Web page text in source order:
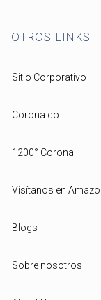
OTROS LINKS
Sitio Corporativo
Corona.co
1200° Corona
Visítanos en
Blogs
Sobre nosotros